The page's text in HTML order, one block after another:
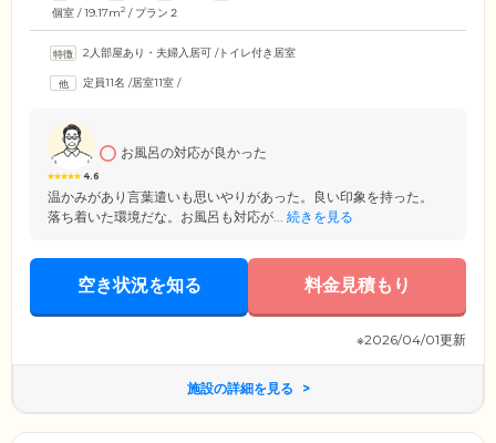
個室 / 19.17m2 / プラン２
2人部屋あり・夫婦入居可 /トイレ付き居室
定員11名 /居室11室 /
4.6
お風呂の対応が良かった
温かみがあり言葉遣いも思いやりがあった。良い印象を持った。
落ち着いた環境だな。お風呂も対応が... 続きを見る
空き状況を知る 料金見積もり
※2026/04/01更新
施設の詳細を見る